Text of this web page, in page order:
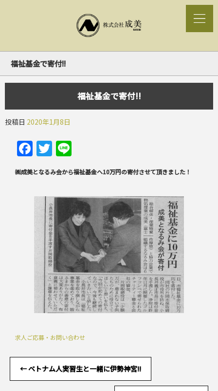
福祉基金で寄付!!
福祉基金で寄付!!
投稿日 2020年1月8日
Facebook
Twitter
㈱成美となるみ会から福祉基金へ10万円の寄付させて頂きました！
求人ご応募・お問い合わせ
←ベトナム人実習生と一緒に伊勢神宮!!